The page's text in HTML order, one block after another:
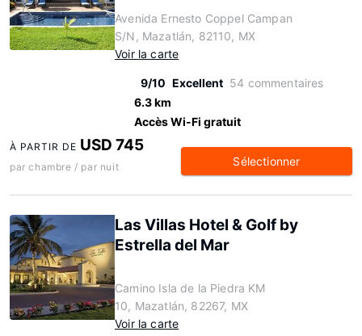
Avenida Ernesto Coppel Campan
S/N, Mazatlán, 82110, MX
Voir la carte
9/10 Excellent 54 commentaires
6.3 km
Accès Wi-Fi gratuit
À PARTIR DE USD 745
par chambre / par nuit Sélectionner
Las Villas Hotel & Golf by
Estrella del Mar
Camino Isla de la Piedra KM
10, Mazatlán, 82267, MX
Voir la carte